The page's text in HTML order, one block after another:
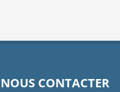
NOUS CONTACTER